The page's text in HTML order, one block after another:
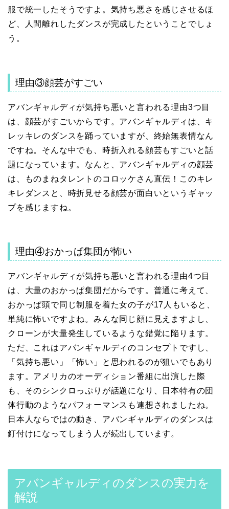
服で統一したそうですよ。気持ち悪さを感じさせるほ
ど、人間離れしたダンスが完成したということでしょ
う。
理由③顔芸がすごい
アバンギャルディが気持ち悪いと言われる理由3つ目
は、顔芸がすごいからです。アバンギャルディは、キ
レッキレのダンスを踊っていますが、終始無表情なん
ですね。そんな中でも、時折入れる顔芸もすごいと話
題になっています。なんと、アバンギャルディの顔芸
は、ものまねタレントのコロッケさん直伝！このキレ
キレダンスと、時折見せる顔芸が面白いというギャッ
プを感じますね。
理由④おかっぱ集団が怖い
アバンギャルディが気持ち悪いと言われる理由4つ目
は、大量のおかっぱ集団だからです。普通に考えて、
おかっぱ頭で同じ制服を着た女の子が17人もいると、
単純に怖いですよね。みんな同じ顔に見えますよし、
クローンが大量発生しているような錯覚に陥ります。
ただ、これはアバンギャルディのコンセプトですし、
「気持ち悪い」「怖い」と思われるのが狙いでもあり
ます。アメリカのオーディション番組に出演した際
も、そのシンクロっぷりが話題になり、日本特有の団
体行動のようなパフォーマンスも連想されましたね。
日本人ならではの動き、アバンギャルディのダンスは
釘付けになってしまう人が続出しています。
アバンギャルディのダンスの実力を
解説